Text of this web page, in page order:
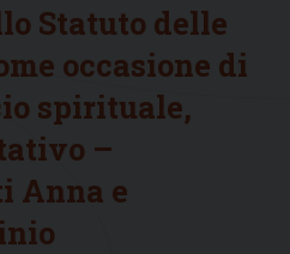
Statuto delle
occasione di
spirituale,
–
Anna e